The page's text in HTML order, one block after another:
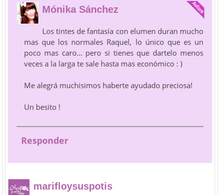
Mónika Sánchez
Los tintes de fantasía con elumen duran mucho
mas que los normales Raquel, lo único que es un
poco mas caro... pero si tienes que dartelo menos
veces a la larga te sale hasta mas económico : )
Me alegrá muchisimos haberte ayudado preciosa!
Un besito !
Responder
marifloysuspotis